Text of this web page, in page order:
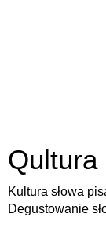
Qultura
Kultura słowa
Degustowanie